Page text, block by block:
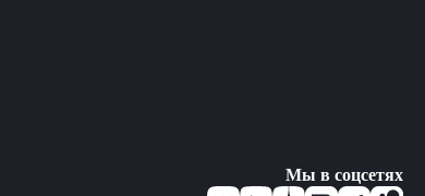
Мы в соцсетях